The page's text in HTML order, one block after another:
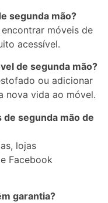
segunda mão?
encontrar móveis de
acessível.
de segunda mão?
ou adicionar
nova vida ao móvel.
de segunda mão de
lojas
e Facebook
garantia?